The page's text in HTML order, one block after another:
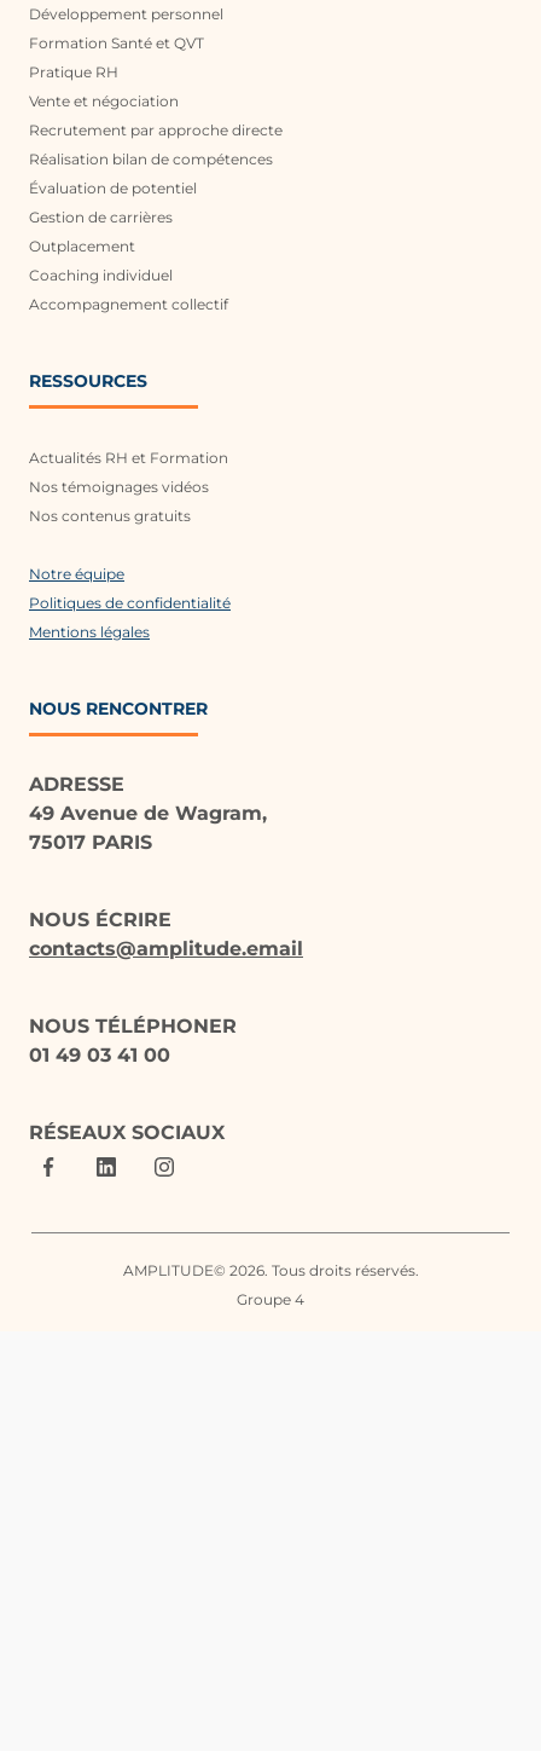
Développement personnel
Formation Santé et QVT
Pratique RH
Vente et négociation
Recrutement par approche directe
Réalisation bilan de compétences
Évaluation de potentiel
Gestion de carrières
Outplacement
Coaching individuel
Accompagnement collectif
RESSOURCES
Actualités RH et Formation
Nos témoignages vidéos
Nos contenus gratuits
Notre équipe
Politiques de confidentialité
Mentions légales
NOUS RENCONTRER
ADRESSE
49 Avenue de Wagram,
75017 PARIS
NOUS ÉCRIRE
contacts@amplitude.email
NOUS TÉLÉPHONER
01 49 03 41 00
RÉSEAUX SOCIAUX
AMPLITUDE© 2026. Tous droits réservés.
Groupe 4